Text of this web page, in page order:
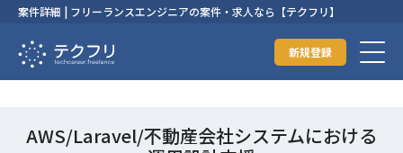
案件詳細 | フリーランスエンジニアの案件・求人なら【テクフリ】
新規登録
AWS/Laravel/不動産会社システムにおける